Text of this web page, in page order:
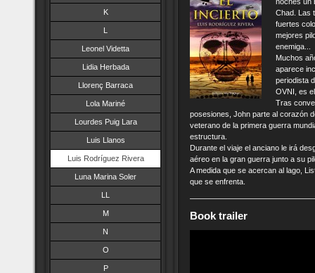
K
L
Leonel Videtta
Lidia Herbada
Llorenç Barraca
Lola Mariné
Lourdes Puig Lara
Luis Llanos
Luis Rodríguez Rivera
Luna Marina Soler
LL
M
N
O
P
Chad. Las
fuertes
mejores
enemiga...
Muchos
aparece
periodista
OVNI, es
Tras
posesiones, John parte al corazón
veterano de la primera guerra
estructura.
Durante el viaje el anciano le irá
aéreo en la gran guerra junto a su
A medida que se acercan al lago,
que se enfrenta.
Book trailer